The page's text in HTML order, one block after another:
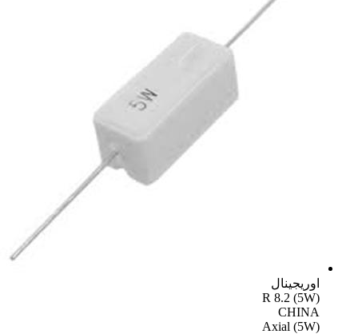
اوریجینال
R 8.2 (5W)
CHINA
Axial (5W)